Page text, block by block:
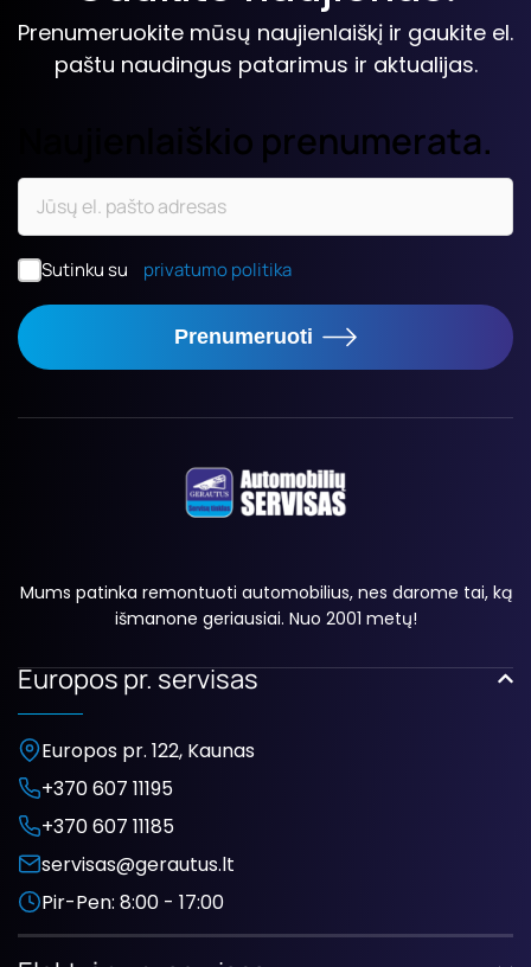
Prenumeruokite mūsų naujienlaiškį ir gaukite el.
paštu naudingus patarimus ir aktualijas.
Naujienlaiškio prenumerata.
Sutinku su privatumo politika
Prenumeruoti
Mums patinka remontuoti automobilius, nes darome tai, ką
išmanone geriausiai. Nuo 2001 metų!
Europos pr. servisas
Europos pr. 122, Kaunas
+370 607 11195
+370 607 11185
servisas@gerautus.lt
Pir-Pen: 8:00 - 17:00